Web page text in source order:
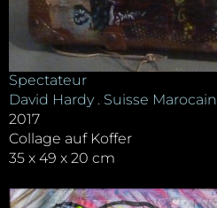
Spectateur
David Hardy . Suisse Marocain
2017
Collage auf Koffer
35 x 49 x 20 cm